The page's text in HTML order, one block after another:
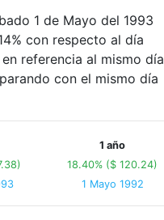
1 de Mayo del 1993
con respecto al día
referencia al mismo día
con el mismo día
1 año
18.40% ($ 120.24)
1 Mayo 1992